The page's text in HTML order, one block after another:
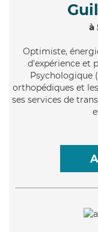
à
Optimiste,
d'expérience et
Psychologique
orthopédiques et
ses services de